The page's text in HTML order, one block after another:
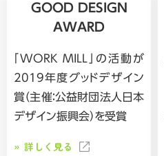
GOOD DESIGN
AWARD
「WORK MILL」の活動が
2019年度グッドデザイン
賞（主催：公益財団法人日本
デザイン振興会）を受賞
詳しく見る